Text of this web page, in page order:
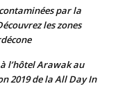
par la
les zones
l’hôtel Arawak au
2019 de la All Day In